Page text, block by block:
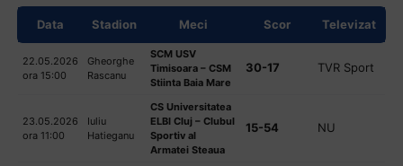
Data Stadion Meci Scor Televizat
22.05.2026
ora 15:00
Gheorghe
Rascanu
SCM USV
Timisoara – CSM
Stiinta Baia Mare
30-17 TVR Sport
23.05.2026
ora 11:00
Iuliu
Hatieganu
CS Universitatea
ELBI Cluj – Clubul
Sportiv al
Armatei Steaua
15-54 NU